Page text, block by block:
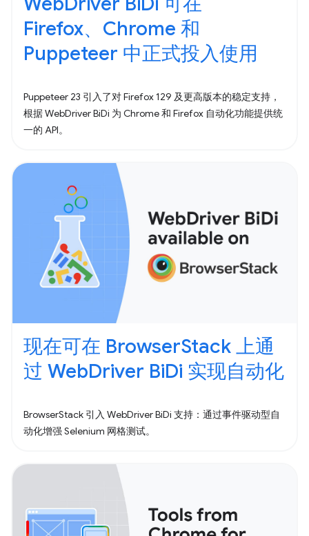
Firefox、Chrome 和
Puppeteer 中正式投入使用
Puppeteer 23 引入了对 Firefox 129 及更高版本的稳定支持，
根据 WebDriver BiDi 为 Chrome 和 Firefox 自动化功能提供统
一的 API。
现在可在 BrowserStack 上通
过 WebDriver BiDi 实现自动化
BrowserStack 引入 WebDriver BiDi 支持：通过事件驱动型自
动化增强 Selenium 网格测试。